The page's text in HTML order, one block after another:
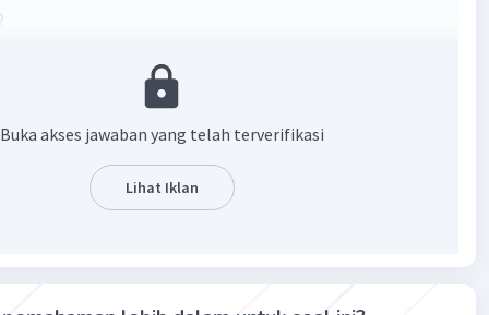
· 0.0(0) Balas
Buka akses jawaban yang telah terverifikasi
Lihat Iklan